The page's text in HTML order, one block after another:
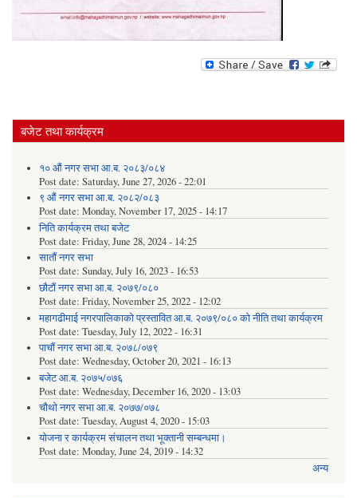
बजेट तथा कार्यक्रम
१० औं नगर सभा आ.ब. २०८३/०८४
Post date: Saturday, June 27, 2026 - 22:01
९ औं नगर सभा आ.ब. २०८२/०८३
Post date: Monday, November 17, 2025 - 14:17
निति कार्यक्रम तथा बजेट
Post date: Friday, June 28, 2024 - 14:25
सातौं नगर सभा
Post date: Sunday, July 16, 2023 - 16:53
छौटौं नगर सभा आ.ब. २०७९/०८०
Post date: Friday, November 25, 2022 - 12:02
महागढीमाई नगरपालिकाको प्रस्तावित आ.ब. २०७९/०८० को नीति तथा कार्यक्रम
Post date: Tuesday, July 12, 2022 - 16:31
पाचौं नगर सभा आ.ब. २०७८/०७९
Post date: Wednesday, October 20, 2021 - 16:13
बजेट आ.ब. २०७५/०७६
Post date: Wednesday, December 16, 2020 - 13:03
चौथो नगर सभा आ.ब. २०७७/०७८
Post date: Tuesday, August 4, 2020 - 15:03
योजना र कार्यक्रम संचालन तथा भूक्तानी सम्बन्धमा।
Post date: Monday, June 24, 2019 - 14:32
अन्य